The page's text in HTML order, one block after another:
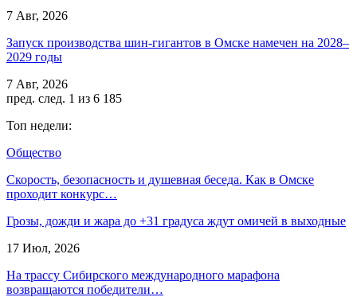
7 Авг, 2026
Запуск производства шин-гигантов в Омске намечен на 2028–
2029 годы
7 Авг, 2026
пред. след. 1 из 6 185
Топ недели:
Общество
Скорость, безопасность и душевная беседа. Как в Омске
проходит конкурс…
Грозы, дожди и жара до +31 градуса ждут омичей в выходные
17 Июл, 2026
На трассу Сибирского международного марафона
возвращаются победители…